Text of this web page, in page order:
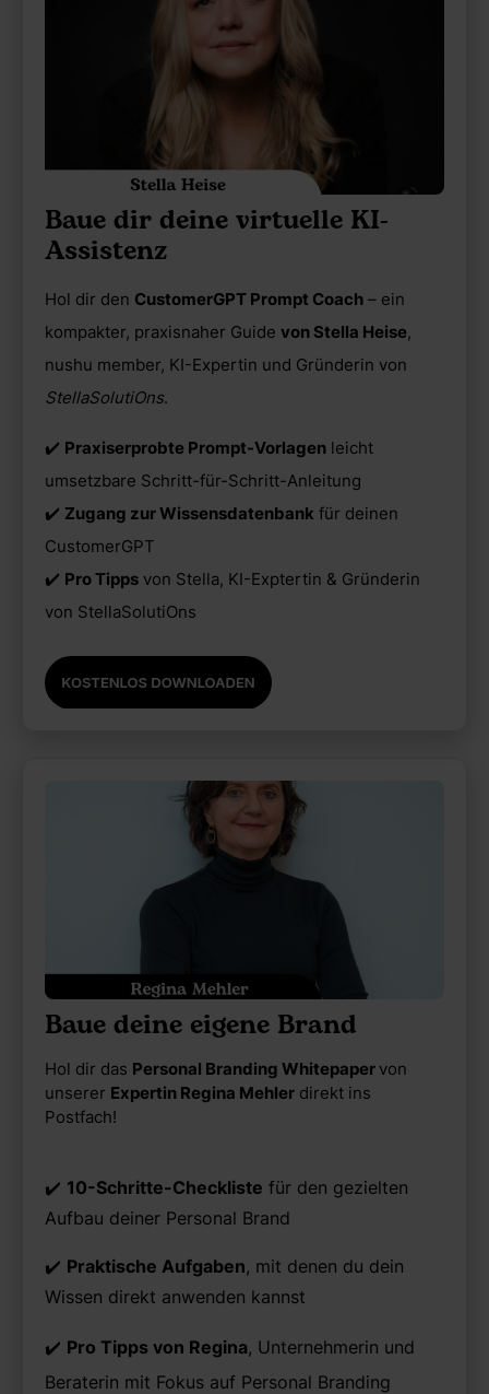
Baue dir deine virtuelle KI-
Assistenz
Hol dir den CustomerGPT Prompt Coach – ein
kompakter, praxisnaher Guide von Stella Heise,
nushu member, KI-Expertin und Gründerin von
StellaSolutiOns.
✔️ Praxiserprobte Prompt-Vorlagen leicht
umsetzbare Schritt-für-Schritt-Anleitung
✔️ Zugang zur Wissensdatenbank für deinen
CustomerGPT
✔️ Pro Tipps von Stella, KI-Exptertin & Gründerin
von StellaSolutiOns
Baue deine eigene Brand
Hol dir das Personal Branding Whitepaper von
unserer Expertin Regina Mehler direkt ins
Postfach!
✔️ 10-Schritte-Checkliste für den gezielten
Aufbau deiner Personal Brand
✔️ Praktische Aufgaben, mit denen du dein
Wissen direkt anwenden kannst
✔️ Pro Tipps von Regina, Unternehmerin und
Beraterin mit Fokus auf Personal Branding